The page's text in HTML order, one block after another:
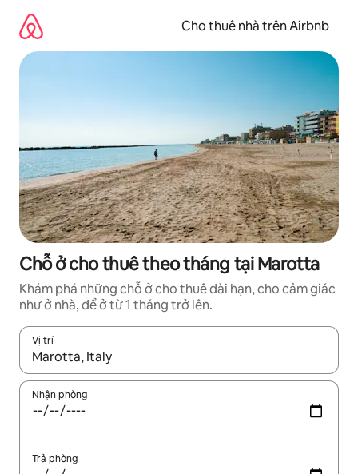
dung
Cho thuê nhà trên Airbnb
Chỗ ở cho thuê theo tháng tại Marotta
Khám phá những chỗ ở cho thuê dài hạn, cho cảm giác
như ở nhà, để ở từ 1 tháng trở lên.
Vị trí
Khi có kết quả, hãy điều hướng bằng phím mũi tên lên và
Nhận phòng
Trả phòng